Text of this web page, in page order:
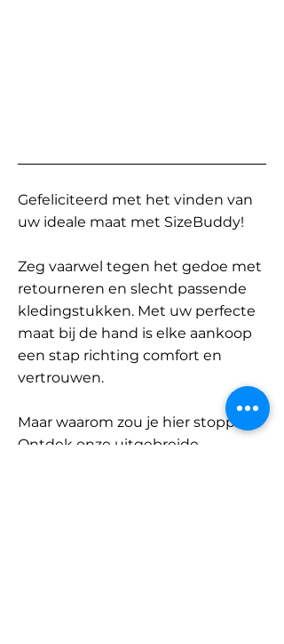
Gefeliciteerd met het vinden van
uw ideale maat met SizeBuddy!
Zeg vaarwel tegen het gedoe met
retourneren en slecht passende
kledingstukken. Met uw perfecte
maat bij de hand is elke aankoop
een stap richting comfort en
vertrouwen.
Maar waarom zou je hier stoppen?
Ontdek onze uitgebreide